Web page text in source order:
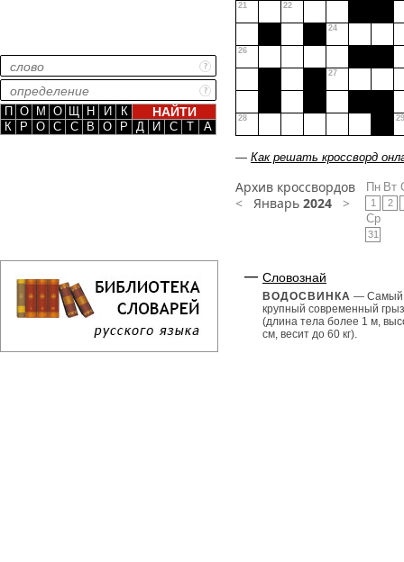
П О М О Щ Н И
К
К
Р О С С В О Р Д И С Т А
21 22
24
26
27
28 29
— Как решать кроссворд
Архив кроссвордов
< Январь 2024 >
Пн
1
Вт
2
Ср
31
Словознай
ВОДОСВИНКА — Самый
крупный современный
(длина тела более 1 м,
см, весит до 60 кг).